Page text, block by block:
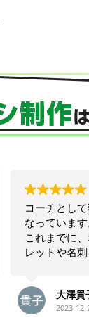
コーチとし
なっています
これまでに
レットや名
流れがわか
私の強みや
大澤貴
2023-12-